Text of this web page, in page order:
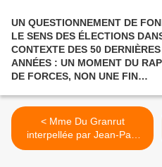
UN QUESTIONNEMENT DE
LE SENS DES ÉLECTIONS
CONTEXTE DES 50 DERNIÈRES
ANNÉES : UN MOMENT DU
DE FORCES, NON UNE FIN
< Mme Du Granrut
interpellée par Jean-Paul
Legrand